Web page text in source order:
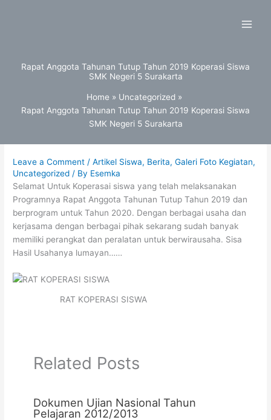
Rapat Anggota Tahunan Tutup Tahun 2019 Koperasi Siswa
SMK Negeri 5 Surakarta
Home
Uncategorized
Rapat Anggota Tahunan Tutup Tahun 2019 Koperasi Siswa
SMK Negeri 5 Surakarta
Leave a Comment /Artikel Siswa, Berita,Galeri Foto Kegiatan,
Uncategorized / By Esemka
Selamat Untuk Koperasai siswa yang telah melaksanakan
Programnya Rapat Anggota Tahunan Tutup Tahun 2019 dan
berprogram untuk Tahun 2020. Dengan berbagai usaha dan
kerjasama dengan berbagai pihak sekarang sudah banyak
memiliki perangkat dan peralatan untuk berwirausaha. Sisa
Hasil Usahanya lumayan……
RAT KOPERASI SISWA
Related Posts
Dokumen Ujian Nasional Tahun
Pelajaran 2012/2013